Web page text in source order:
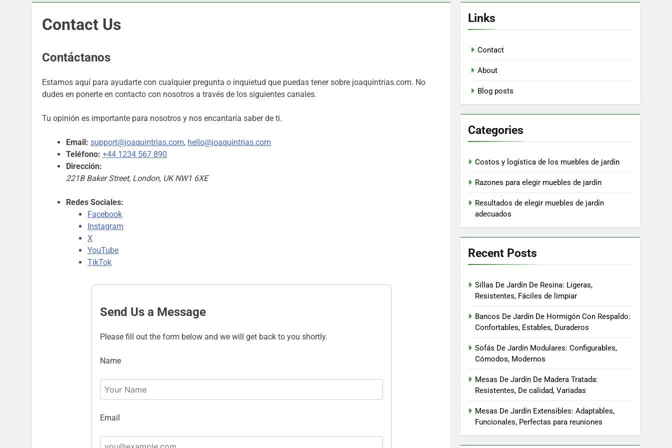
Contact Us
Contáctanos
Estamos aquí para ayudarte con cualquier pregunta o inquietud que puedas tener sobre joaquintrias.com. No
dudes en ponerte en contacto con nosotros a través de los siguientes canales.
Tu opinión es importante para nosotros y nos encantaría saber de ti.
Email: support@joaquintrias.com, hello@joaquintrias.com
Teléfono: +44 1234 567 890
Dirección:
221B Baker Street, London, UK NW1 6XE
Redes Sociales:
Facebook
Instagram
X
YouTube
TikTok
Send Us a Message
Please fill out the form below and we will get back to you shortly.
Name
Email
Links
Contact
About
Blog posts
Categories
Costos y logística de los muebles de jardín
Razones para elegir muebles de jardín
Resultados de elegir muebles de jardín
adecuados
Recent Posts
Sillas De Jardín De Resina: Ligeras,
Resistentes, Fáciles de limpiar
Bancos De Jardín De Hormigón Con Respaldo:
Confortables, Estables, Duraderos
Sofás De Jardín Modulares: Configurables,
Cómodos, Modernos
Mesas De Jardín De Madera Tratada:
Resistentes, De calidad, Variadas
Mesas De Jardín Extensibles: Adaptables,
Funcionales, Perfectas para reuniones